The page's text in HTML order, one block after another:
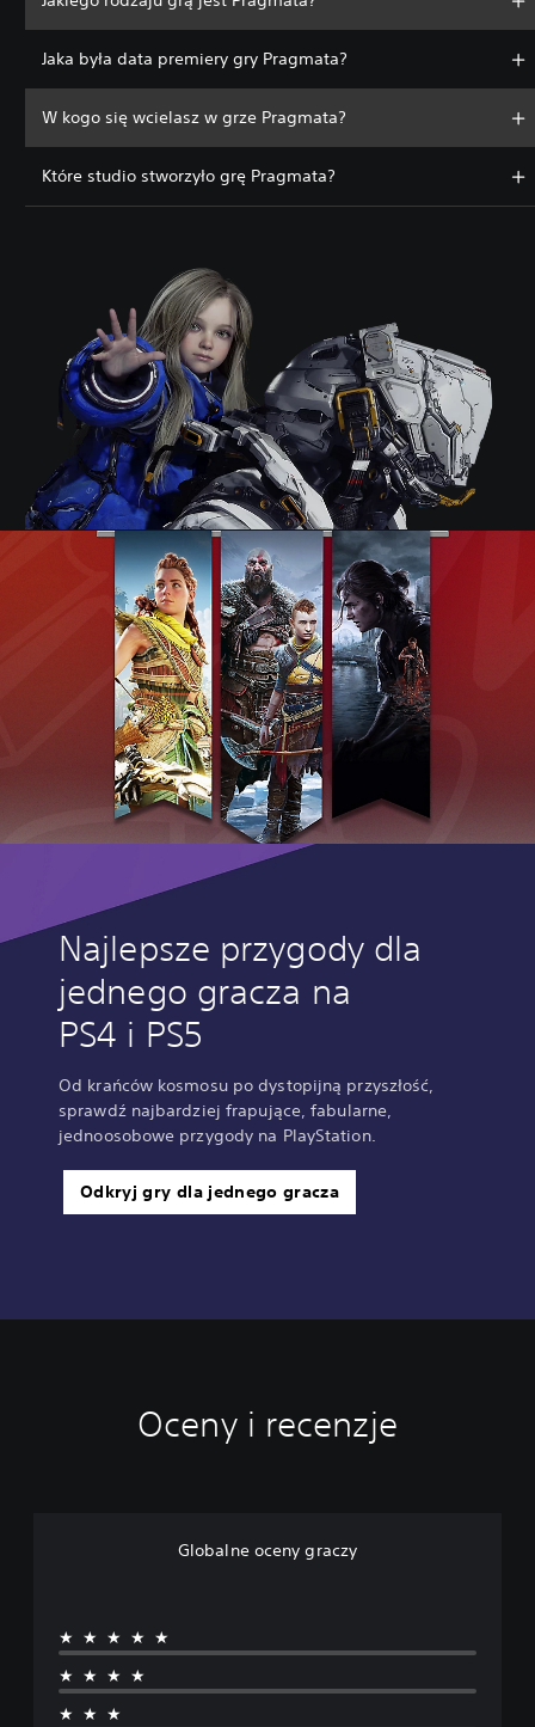
Jaka była data premiery gry Pragmata?
W kogo się wcielasz w grze Pragmata?
Które studio stworzyło grę Pragmata?
Najlepsze przygody dla
jednego gracza na
PS4 i PS5
Od krańców kosmosu po dystopijną przyszłość,
sprawdź najbardziej frapujące, fabularne,
jednoosobowe przygody na PlayStation.
Odkryj gry dla jednego gracza
Oceny i recenzje
Globalne oceny graczy
★★★★★
★★★★
★★★